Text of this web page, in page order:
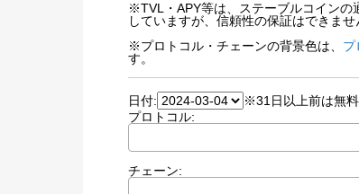
※TVL・APY等は、ステーブルコインの
していますが、信頼性の保証はできませ
※プロトコル・チェーンの背景色は、 プ
す。
日付:
※31日以上前は無
プロトコル:
チェーン: